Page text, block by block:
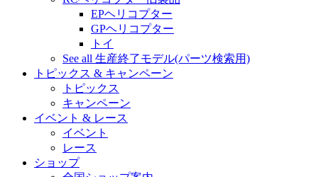
EPヘリコプター
GPヘリコプター
トイ
See all 生産終了モデル(パーツ検索用)
トピックス & キャンペーン
トピックス
キャンペーン
イベント & レース
イベント
レース
ショップ